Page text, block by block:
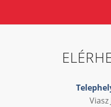
Viasz